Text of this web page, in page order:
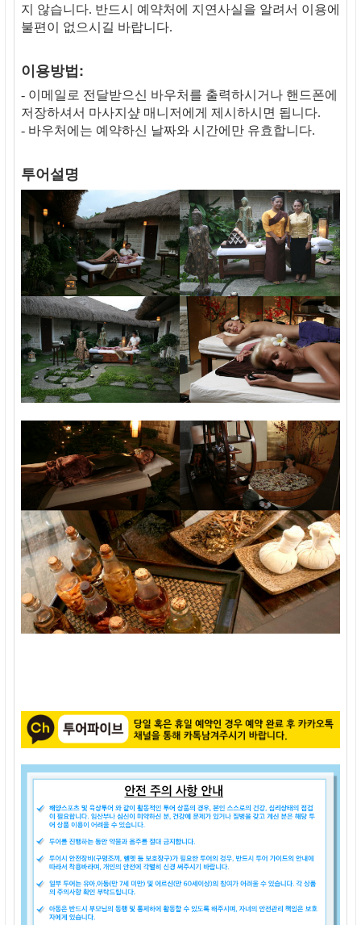
지 않습니다. 반드시 예약처에 지연사실을 알려서 이용에
불편이 없으시길 바랍니다.
이용방법:
- 이메일로 전달받으신 바우처를 출력하시거나 핸드폰에
저장하셔서 마사지샾 매니저에게 제시하시면 됩니다.
- 바우처에는 예약하신 날짜와 시간에만 유효합니다.
투어설명